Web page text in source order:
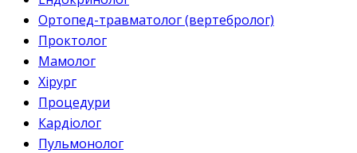
Ортопед-травматолог (вертебролог)
Проктолог
Мамолог
Хірург
Процедури
Кардіолог
Пульмонолог